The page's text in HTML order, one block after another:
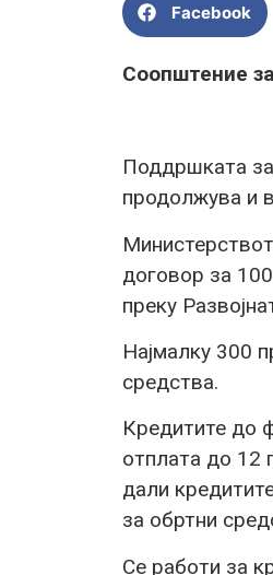
Facebook
Соопштение
Поддршката за
продолжува и
договор за
преку
Најмалку 300
средства.
Кредитите до
отплата до 12
дали
за обртни
Се работи за